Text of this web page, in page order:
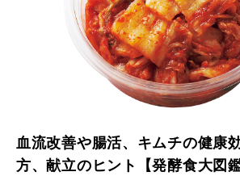
血流改善や腸活、キムチの健康
方、献立のヒント【発酵食大図鑑